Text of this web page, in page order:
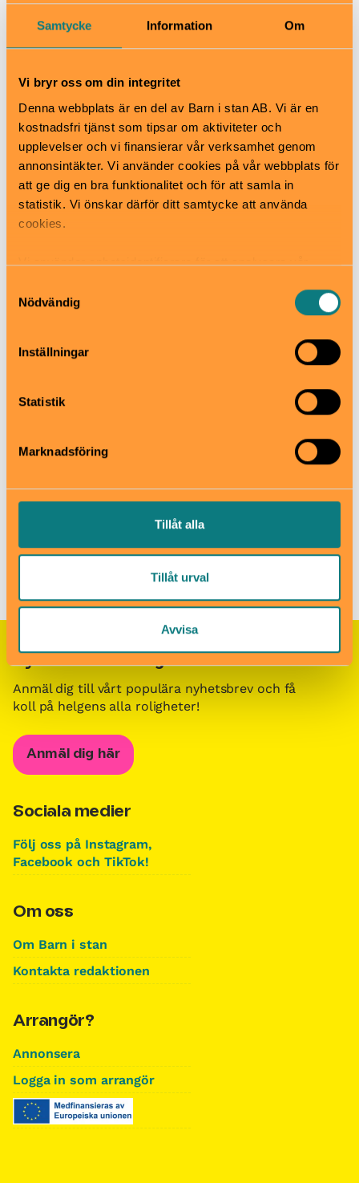
Samtycke Information Om
Vi bryr oss om din integritet
Denna webbplats är en del av Barn i stan AB. Vi är en
kostnadsfri tjänst som tipsar om aktiviteter och
upplevelser och vi finansierar vår verksamhet genom
annonsintäkter. Vi använder cookies på vår webbplats för
att ge dig en bra funktionalitet och för att samla in
statistik. Vi önskar därför ditt samtycke att använda
cookies.
Vi använder enhetsidentifierare för att analysera vår
samt tillhandahålla funktioner för sociala medier. Vi
vidarebefordrar även sådana identifierare och annan
information från din enhet till de sociala medier och
annons- och analysföretag som vi samarbetar med.
information som du har tillhandahållit eller som de har
Nödvändig
Inställningar
Statistik
Marknadsföring
Tillåt alla
Tillåt urval
Avvisa
För den som vill upptäcka mer än själva badplatsen
finns också fina möjligheter att ge sig ut på vattnet.
Norrsjön är en del av ett större sjösystem och lämpar
vidare genom sjöarna Ramsen och Trehörningen mot
Fjällnora friluftsområde.
Alltid öppet
Pris
Gratis
Bra att veta
Hiss och ramper
Restaurang
knivsta.se/uppleva-och-gora/natur-och-
friluftsliv/badplatser-och-friluftsbad
018 – 34 70 00
Till webbplats
Barn i stans kalendarium för barn och familjer i Stockholm /
Besöksmål för barn och familjer i Stockholm
Nyhetsbrevet Helgkoll
Anmäl dig till vårt populära nyhetsbrev och få
koll på helgens alla roligheter!
Anmäl dig här
Sociala medier
Följ oss på Instagram,
Facebook och TikTok!
Om oss
Om Barn i stan
Kontakta redaktionen
Arrangör?
Annonsera
Logga in som arrangör